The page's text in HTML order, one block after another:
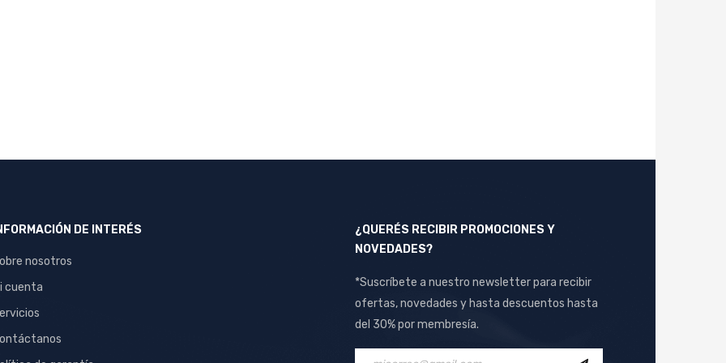
DE INTERÉS
nosotros
cuenta
¿QUERÉS RECIBIR PROMOCIONES Y
NOVEDADES?
*Suscríbete a nuestro newsletter para recibir
ofertas, novedades y hasta descuentos hasta
del 30% por membresía.